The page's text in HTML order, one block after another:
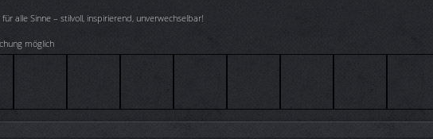
für alle Sinne – stilvoll, inspirierend, unverwechselbar!
möglich